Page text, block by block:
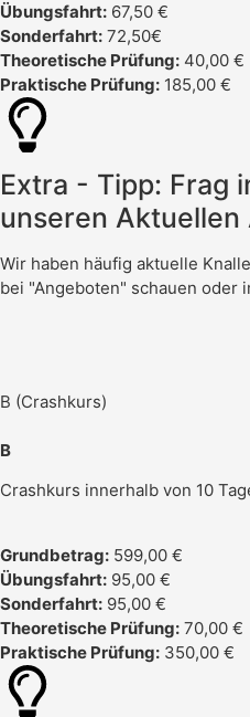
Übungsfahrt: 67,50 €
Sonderfahrt: 72,50€
Theoretische Prüfung: 40,00 €
Praktische Prüfung: 185,00 €
Extra - Tipp: Frag
unseren Aktuellen
Wir haben häufig aktuelle
bei "Angeboten" schauen oder
B (Crashkurs)
B
Crashkurs innerhalb von 10
Grundbetrag: 599,00 €
Übungsfahrt: 95,00 €
Sonderfahrt: 95,00 €
Theoretische Prüfung: 70,00 €
Praktische Prüfung: 350,00 €